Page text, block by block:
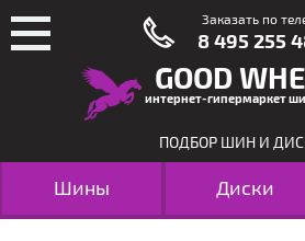
GOOD
интернет-гипермаркет
ПОДБОР ШИН И
Шины Диски
Заказать по
8 495 255